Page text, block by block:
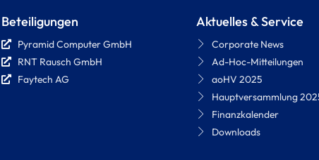
Beteiligungen
Pyramid Computer GmbH
RNT Rausch GmbH
Faytech AG
Aktuelles & Service
Corporate News
Ad-Hoc-Mitteilungen
aoHV 2025
Hauptversammlung
Finanzkalender
Downloads